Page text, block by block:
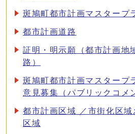
斑鳩町都市計画マスタープ
都市計画道路
証明・明示願（都市計画地
路）
斑鳩町都市計画マスタープ
意見募集（パブリックコメ
都市計画区域 ／市街化区
区域